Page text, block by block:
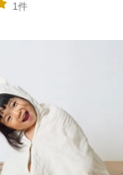
1件